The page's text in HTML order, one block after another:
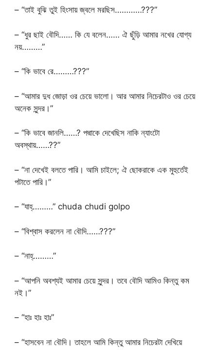
– “তাই বুঝি তুই হিংসায় জ্বলে মরছিস…………???”
– “ধুর ছাই বৌদি…… কি যে বলেন…… ঐ ছুঁড়ি আমার নখের যোগ্য
নয়………”
– “কি ভাবে রে………???”
– “আমার দুধ জোড়া ওর চেয়ে ভালো। আর আমার নিচেরটাও ওর চেয়ে
অনেক সুন্দর।”
– “কি ভাবে জানলি……? পদ্মাকে দেখেছিস নাকি ন্যাংটো
অবস্থায়……??”
– “না দেখেই বলতে পারি। আমি চাইলে; ঐ ছোকরাকে এক মুহুর্তেই
পটাতে পারি।”
– “যাহ্………” chuda chudi golpo
– “বিশ্বাস করলেন না বৌদি……???”
– “নাহ্………”
– “আপনি অবশ্যই আমার চেয়ে সুন্দর। তবে বৌদি আমিও কিন্তু কম
নই।”
– “হাঃ হাঃ হাঃ”
– “হাসবেন না বৌদি। তাহলে আমি কিন্তু আমার নিচেরটা দেখিয়ে